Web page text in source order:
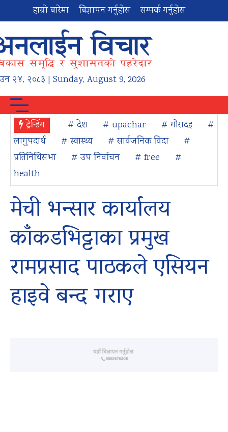
हाम्रो बारेमा बिज्ञापन गर्नुहोस सम्पर्क गर्नुहोस
२४, २०८३ | Sunday, August 9, 2026
ट्रेन्डिंग # देश # upachar # गौरादह
#
लागुपदार्थ
# स्वास्थ्य # सार्वजनिक विदा
#
प्रतिनिधिसभा
# उप निर्वाचन # free
#
health
मेची भन्सार कार्यालय
काँकडभिट्टाका प्रमुख
रामप्रसाद पाठकले एसियन
हाइवे बन्द गराए